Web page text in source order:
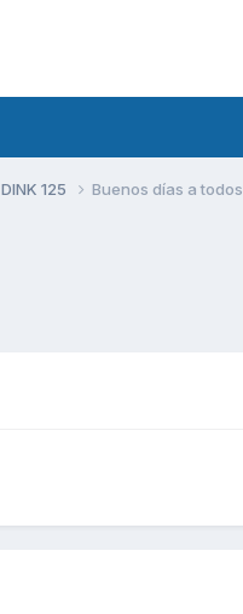
125 Buenos días a todos